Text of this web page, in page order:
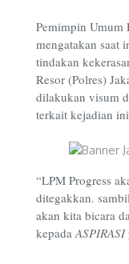
Pemimpin Umum
mengatakan saat
tindakan
Resor (Polres)
dilakukan visum
terkait kejadian
“LPM Progress
ditegakkan.
akan kita bicara
kepada ASPIRASI